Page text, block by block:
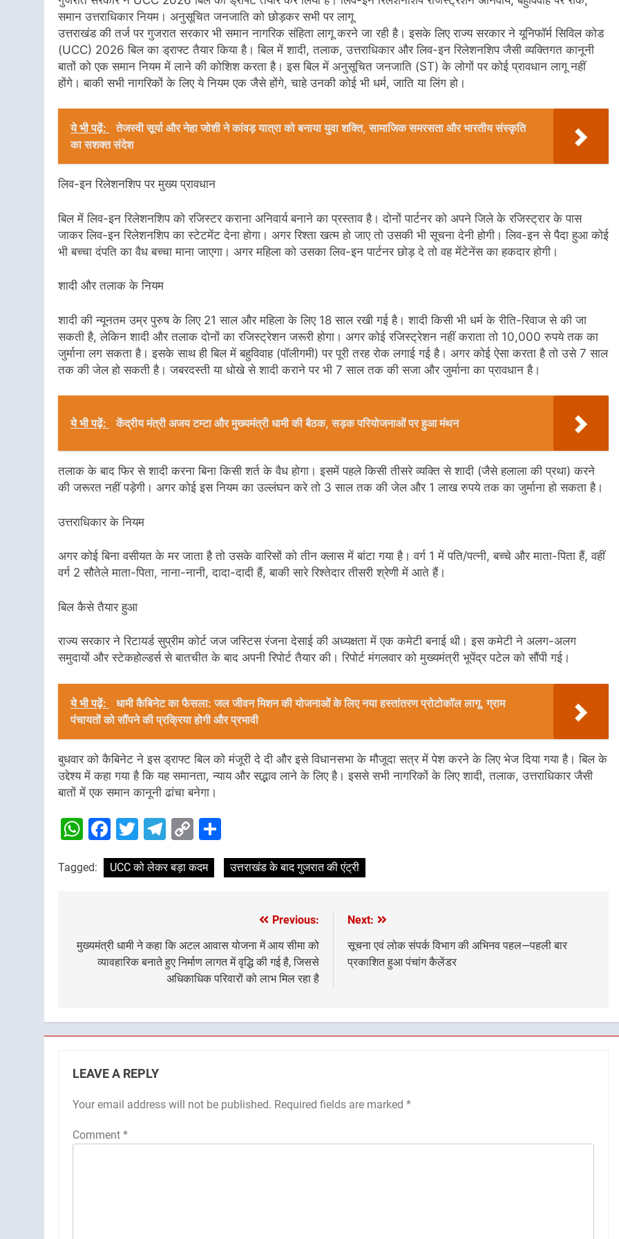
समान उत्तराधिकार नियम। अनुसूचित जनजाति को छोड़कर सभी पर लागू
उत्तराखंड की तर्ज पर गुजरात सरकार भी समान नागरिक संहिता लागू करने जा रही है। इसके लिए राज्य सरकार ने यूनिफॉर्म सिविल कोड
(UCC) 2026 बिल का ड्राफ्ट तैयार किया है। बिल में शादी, तलाक, उत्तराधिकार और लिव-इन रिलेशनशिप जैसी व्यक्तिगत कानूनी
बातों को एक समान नियम में लाने की कोशिश करता है। इस बिल में अनुसूचित जनजाति (ST) के लोगों पर कोई प्रावधान लागू नहीं
होंगे। बाकी सभी नागरिकों के लिए ये नियम एक जैसे होंगे, चाहे उनकी कोई भी धर्म, जाति या लिंग हो।
ये भी पढ़ें:
तेजस्वी सूर्या और नेहा जोशी ने कांवड़ यात्रा को बनाया युवा शक्ति, सामाजिक समरसता और भारतीय संस्कृति
का सशक्त संदेश
लिव-इन रिलेशनशिप पर मुख्य प्रावधान
बिल में लिव-इन रिलेशनशिप को रजिस्टर कराना अनिवार्य बनाने का प्रस्ताव है। दोनों पार्टनर को अपने जिले के रजिस्ट्रार के पास
जाकर लिव-इन रिलेशनशिप का स्टेटमेंट देना होगा। अगर रिश्ता खत्म हो जाए तो उसकी भी सूचना देनी होगी। लिव-इन से पैदा हुआ कोई
भी बच्चा दंपति का वैध बच्चा माना जाएगा। अगर महिला को उसका लिव-इन पार्टनर छोड़ दे तो वह मेंटेनेंस का हकदार होगी।
शादी और तलाक के नियम
शादी की न्यूनतम उम्र पुरुष के लिए 21 साल और महिला के लिए 18 साल रखी गई है। शादी किसी भी धर्म के रीति-रिवाज से की जा
सकती है, लेकिन शादी और तलाक दोनों का रजिस्ट्रेशन जरूरी होगा। अगर कोई रजिस्ट्रेशन नहीं कराता तो 10,000 रुपये तक का
जुर्माना लग सकता है। इसके साथ ही बिल में बहुविवाह (पॉलीगमी) पर पूरी तरह रोक लगाई गई है। अगर कोई ऐसा करता है तो उसे 7 साल
तक की जेल हो सकती है। जबरदस्ती या धोखे से शादी कराने पर भी 7 साल तक की सजा और जुर्माना का प्रावधान है।
ये भी पढ़ें: केंद्रीय मंत्री अजय टम्टा और मुख्यमंत्री धामी की बैठक, सड़क परियोजनाओं पर हुआ मंथन
तलाक के बाद फिर से शादी करना बिना किसी शर्त के वैध होगा। इसमें पहले किसी तीसरे व्यक्ति से शादी (जैसे हलाला की प्रथा) करने
की जरूरत नहीं पड़ेगी। अगर कोई इस नियम का उल्लंघन करे तो 3 साल तक की जेल और 1 लाख रुपये तक का जुर्माना हो सकता है।
उत्तराधिकार के नियम
अगर कोई बिना वसीयत के मर जाता है तो उसके वारिसों को तीन क्लास में बांटा गया है। वर्ग 1 में पति/पत्नी, बच्चे और माता-पिता हैं, वहीं
वर्ग 2 सौतेले माता-पिता, नाना-नानी, दादा-दादी हैं, बाकी सारे रिश्तेदार तीसरी श्रेणी में आते हैं।
बिल कैसे तैयार हुआ
राज्य सरकार ने रिटायर्ड सुप्रीम कोर्ट जज जस्टिस रंजना देसाई की अध्यक्षता में एक कमेटी बनाई थी। इस कमेटी ने अलग-अलग
समुदायों और स्टेकहोल्डर्स से बातचीत के बाद अपनी रिपोर्ट तैयार की। रिपोर्ट मंगलवार को मुख्यमंत्री भूपेंद्र पटेल को सौंपी गई।
ये भी पढ़ें:
धामी कैबिनेट का फैसला: जल जीवन मिशन की योजनाओं के लिए नया हस्तांतरण प्रोटोकॉल लागू, ग्राम
पंचायतों को सौंपने की प्रक्रिया होगी और प्रभावी
बुधवार को कैबिनेट ने इस ड्राफ्ट बिल को मंजूरी दे दी और इसे विधानसभा के मौजूदा सत्र में पेश करने के लिए भेज दिया गया है। बिल के
उद्देश्य में कहा गया है कि यह समानता, न्याय और सद्भाव लाने के लिए है। इससे सभी नागरिकों के लिए शादी, तलाक, उत्तराधिकार जैसी
बातों में एक समान कानूनी ढांचा बनेगा।
WhatsApp
Facebook
Twitter
Telegram
Copy
Link
Tagged: UCC को लेकर बड़ा कदम उत्तराखंड के बाद गुजरात की एंट्री
navigation
Previous:
मुख्यमंत्री धामी ने कहा कि अटल आवास योजना में आय सीमा को
व्यावहारिक बनाते हुए निर्माण लागत में वृद्धि की गई है, जिससे
अधिकाधिक परिवारों को लाभ मिल रहा है
Next:
सूचना एवं लोक संपर्क विभाग की अभिनव पहल—पहली बार
प्रकाशित हुआ पंचांग कैलेंडर
LEAVE A REPLY
Your email address will not be published. Required fields are marked *
Comment *